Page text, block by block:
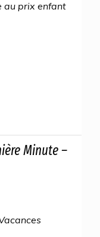
au prix enfant
Minute –